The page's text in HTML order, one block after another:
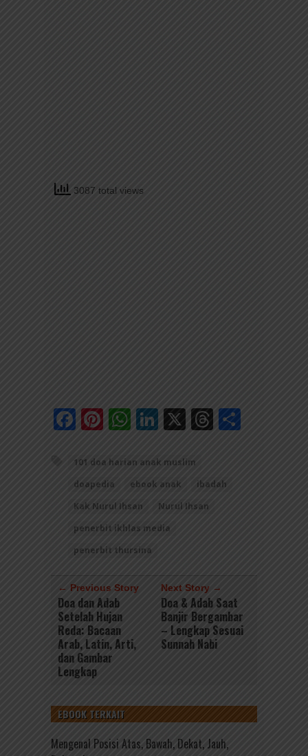
3087 total views
Facebook
Pinterest
WhatsApp
LinkedIn
X Threads
101 doa harian anak muslim
doapedia
ebook anak
ibadah
Kak Nurul Ihsan
Nurul Ihsan
penerbit ikhlas media
penerbit thursina
← Previous Story
Doa dan Adab
Setelah Hujan
Reda: Bacaan
Arab, Latin, Arti,
dan Gambar
Lengkap
Next Story →
Doa & Adab Saat
Banjir Bergambar
– Lengkap Sesuai
Sunnah Nabi
EBOOK TERKAIT
Mengenal Posisi Atas, Bawah, Dekat, Jauh,